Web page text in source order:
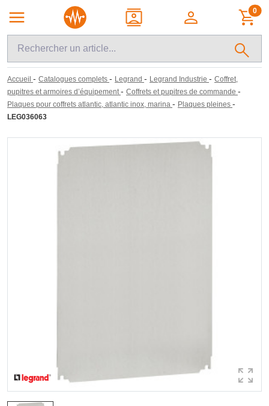
0
Accueil - Catalogues complets - Legrand - Legrand Industrie - Coffret,
pupitres et armoires d’équipement - Coffrets et pupitres de commande -
Plaques pour coffrets atlantic, atlantic inox, marina - Plaques pleines -
LEG036063